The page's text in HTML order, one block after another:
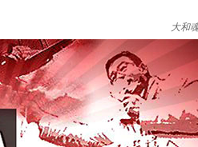
大和